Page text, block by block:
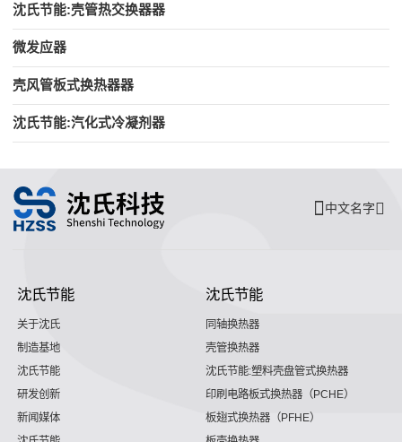
沈氏节能:壳管热交换器器
微发应器
壳风管板式换热器器
沈氏节能:汽化式冷凝剂器
中文名字
沈氏节能
关于沈氏
制造基地
沈氏节能
研发创新
新闻媒体
沈氏节能
同轴换热器
壳管换热器
沈氏节能:塑料壳盘管式换热器
印刷电路板式换热器（PCHE）
板翅式换热器（PFHE）